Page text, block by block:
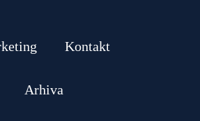
Kontakt
Arhiva